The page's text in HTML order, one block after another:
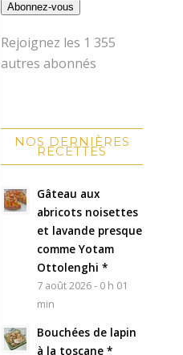
Abonnez-vous
Rejoignez les 1 355
autres abonnés
NOS DERNIÈRES
RECETTES
Gâteau aux
abricots noisettes
et lavande presque
comme Yotam
Ottolenghi *
7 août 2026 - 0 h 01
min
Bouchées de lapin
à la toscane *